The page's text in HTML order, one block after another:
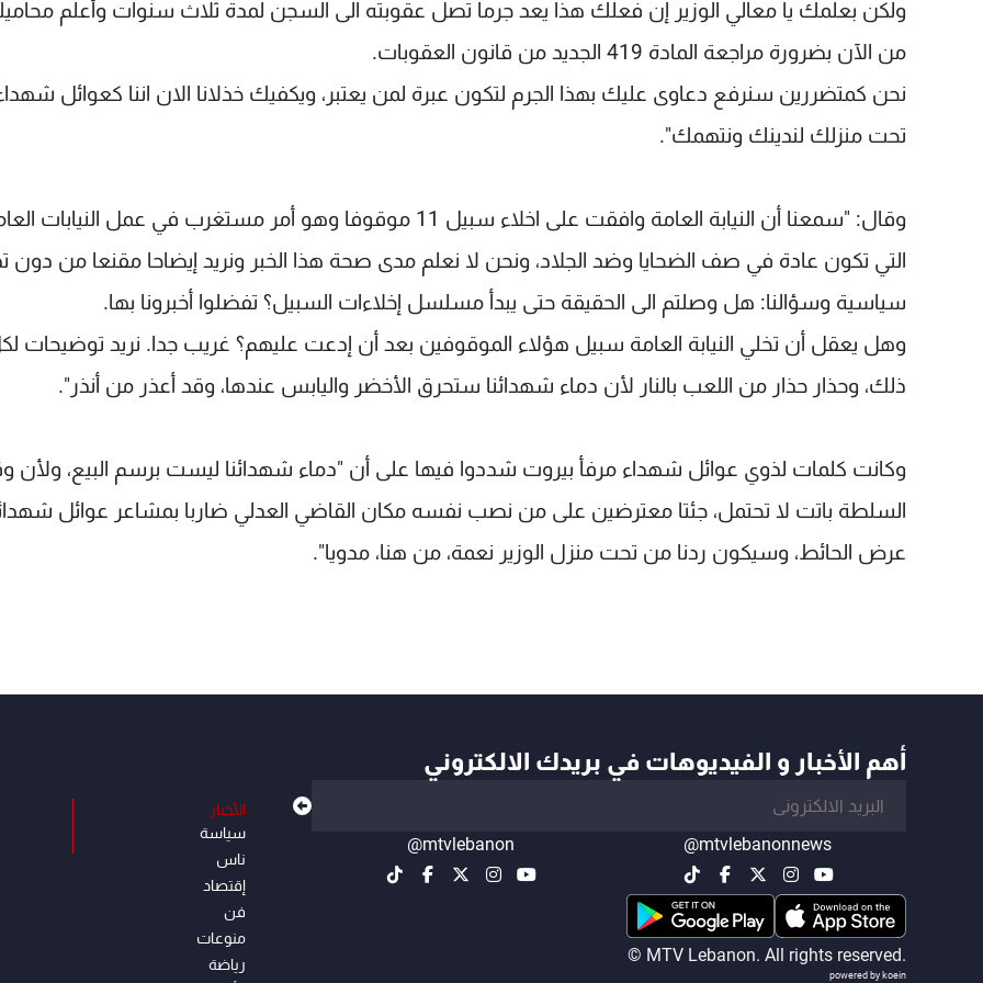
ولكن بعلمك يا معالي الوزير إن فعلك هذا يعد جرما تصل عقوبته الى السجن لمدة ثلاث سنوات وأعلم
من الآن بضرورة مراجعة المادة 419 الجديد من قانون العقوبات.
نحن كمتضررين سنرفع دعاوى عليك بهذا الجرم لتكون عبرة لمن يعتبر، ويكفيك خذلانا الان اننا كعوائل
تحت منزلك لندينك ونتهمك".
وقال: "سمعنا أن النيابة العامة وافقت على اخلاء سبيل 11 موقوفا وهو أمر مستغرب في عمل النيابات
التي تكون عادة في صف الضحايا وضد الجلاد، ونحن لا نعلم مدى صحة هذا الخبر ونريد إيضاحا مقنعا من دون
سياسية وسؤالنا: هل وصلتم الى الحقيقة حتى يبدأ مسلسل إخلاءات السبيل؟ تفضلوا أخبرونا بها.
وهل يعقل أن تخلي النيابة العامة سبيل هؤلاء الموقوفين بعد أن إدعت عليهم؟ غريب جدا. نريد توضيحات
ذلك، وحذار حذار من اللعب بالنار لأن دماء شهدائنا ستحرق الأخضر واليابس عندها، وقد أعذر من أنذر".
وكانت كلمات لذوي عوائل شهداء مرفأ بيروت شددوا فيها على أن "دماء شهدائنا ليست برسم البيع، ولأن
السلطة باتت لا تحتمل، جئتا معترضين على من نصب نفسه مكان القاضي العدلي ضاربا بمشاعر عوائل
عرض الحائط، وسيكون ردنا من تحت منزل الوزير نعمة، من هنا، مدويا".
أهم الأخبار و الفيديوهات في بريدك الالكتروني
@mtvlebanonnews
@mtvlebanon
© MTV Lebanon. All rights reserved.
powered by koein
الأخبار
سياسة
ناس
إقتصاد
فن
منوعات
رياضة